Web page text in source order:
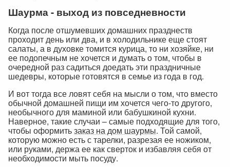
Шаурма - выход из повседневности
Когда после отшумевших домашних празднеств
проходит день или два, и в холодильнике еще стоят
салаты, а в духовке томится курица, то ни хозяйке, ни
ее подопечным не хочется и думать о том, чтобы в
очередной раз садиться доедать эти праздничные
шедевры, которые готовятся в семье из года в год.
И вот тогда все ловят себя на мысли о том, что вместо
обычной домашней пищи им хочется чего-то другого,
необычного для маминой или бабушкиной кухни.
Наверное, такие случаи – самые подходящие для того,
чтобы оформитьзаказ на дом шаурмы. Той самой,
которую можно есть с тарелки, разрезая ее ножиком,
или руками, держа ее как сверток и избавляя себя от
необходимости мыть посуду.